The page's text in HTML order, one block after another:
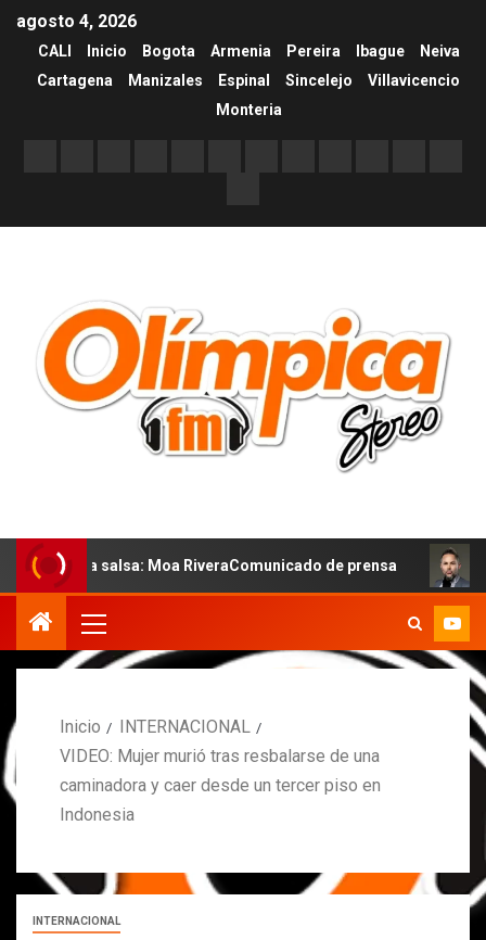
agosto 4, 2026
CALI Inicio Bogota Armenia Pereira Ibague
Neiva
Cartagena
Manizales Espinal Sincelejo
Villavicencio
Monteria
salsa: Moa RiveraComunicado de prensa MARCOS
Inicio
INTERNACIONAL
VIDEO: Mujer murió tras resbalarse de una
caminadora y caer desde un tercer piso en
Indonesia
INTERNACIONAL